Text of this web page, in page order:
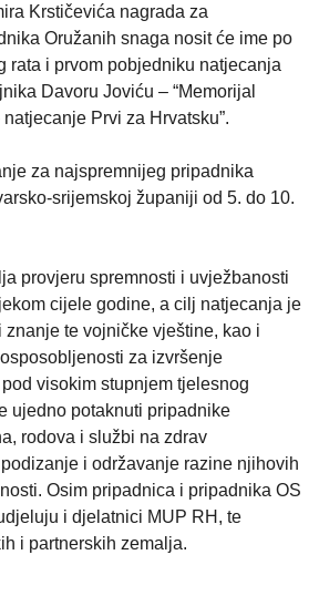
Krstičevića nagrada za
Oružanih snaga nosit će ime po
rata i prvom pobjedniku natjecanja
Davoru Joviću – “Memorijal
Prvi za Hrvatsku”.
za najspremnijeg pripadnika
srijemskoj županiji od 5. do 10.
provjeru spremnosti i uvježbanosti
cijele godine, a cilj natjecanja je
znanje te vojničke vještine, kao i
za izvršenje
visokim stupnjem tjelesnog
ujedno potaknuti pripadnike
rodova i službi na zdrav
i održavanje razine njihovih
Osim pripadnica i pripadnika OS
i djelatnici MUP RH, te
i partnerskih zemalja.